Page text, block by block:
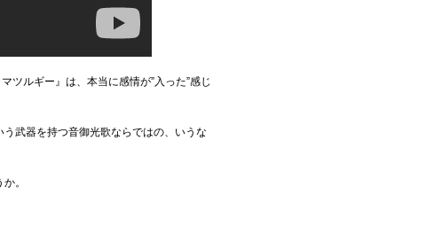
ツルギー』は、本当に感情が”入った”感じ
武器を持つ音御光歌ならではの、いうな
。